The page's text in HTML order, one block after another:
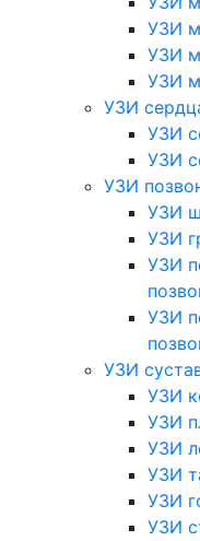
УЗИ
УЗИ
УЗИ
УЗИ
УЗИ
УЗИ
УЗИ
УЗИ
УЗИ
УЗИ
УЗИ
УЗИ
УЗИ
УЗИ
УЗИ
УЗИ
УЗИ
УЗИ